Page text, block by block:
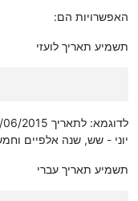
האפשרויות הם:
תשמיע תאריך לועזי
יוני - שש, שנה אלפיים
תשמיע תאריך עברי